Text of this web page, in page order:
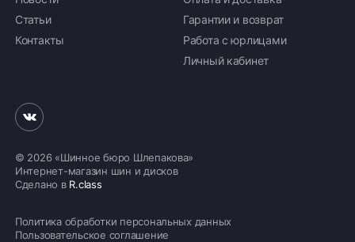
Статьи
Контакты
Гарантии и возврат
Работа с юрлицами
Личный кабинет
© 2026 «Шинное бюро Шлепакова»
Интернет-магазин шин и дисков
Сделано в R.class
Политика обработки персональных данных
Пользовательское соглашение